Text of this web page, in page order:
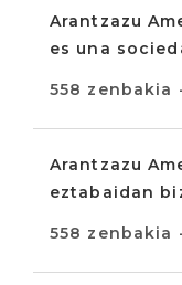
Arantzazu
es una
558 zenbakia
Arantzazu
eztabaidan
558 zenbakia